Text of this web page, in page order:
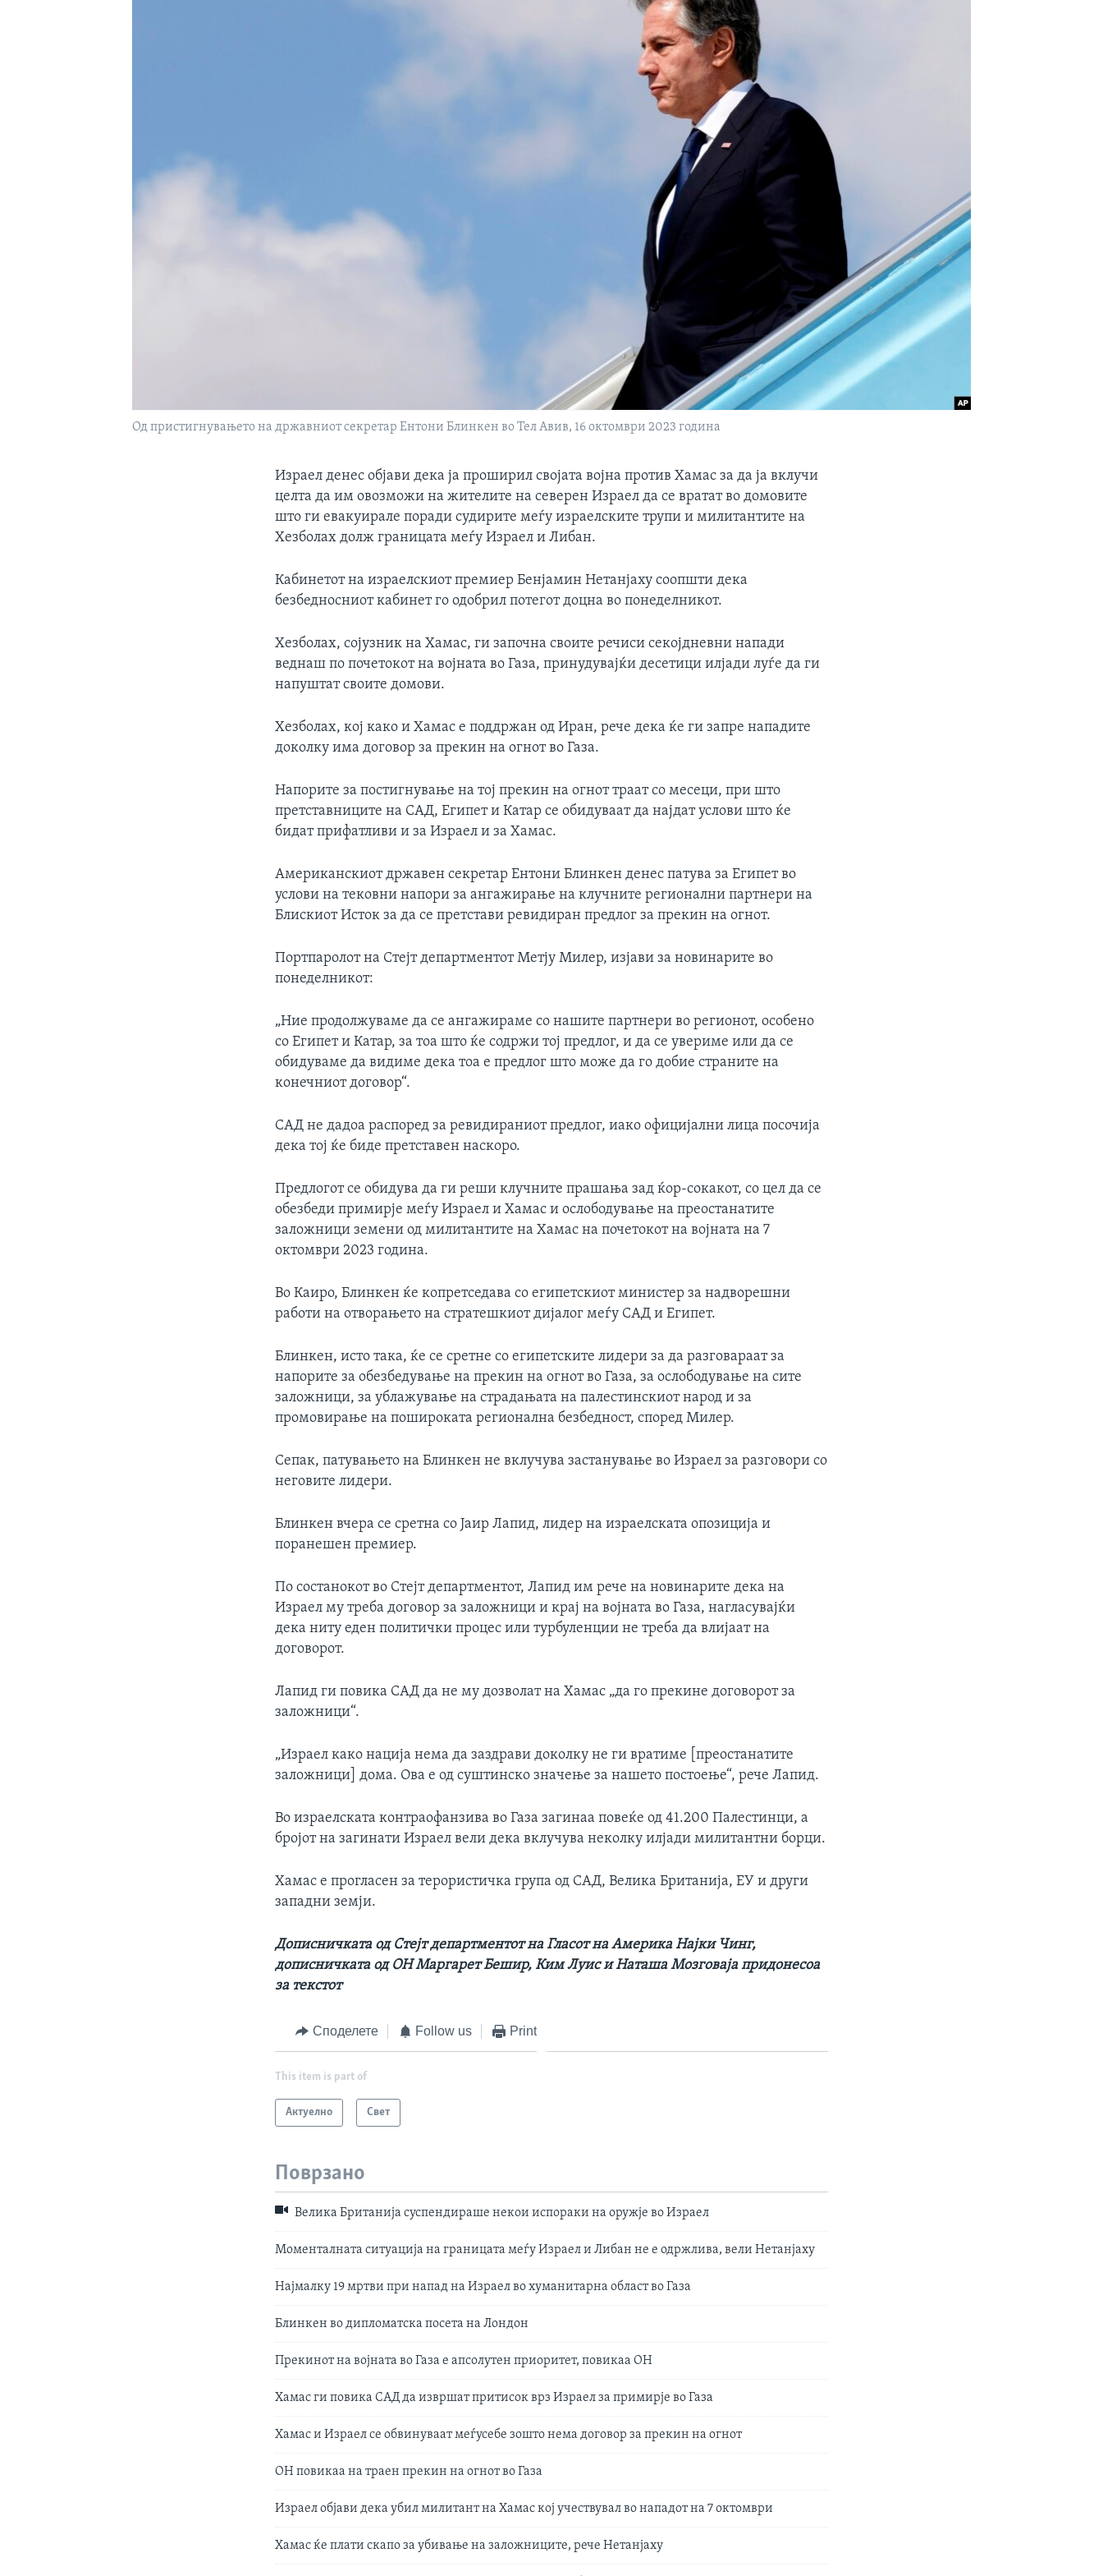
Од пристигнувањето на државниот секретар Ентони Блинкен во Тел Авив, 16 октомври 2023 година
Израел денес објави дека ја проширил својата војна против Хамас за да ја вклучи
целта да им овозможи на жителите на северен Израел да се вратат во домовите
што ги евакуирале поради судирите меѓу израелските трупи и милитантите на
Хезболах долж границата меѓу Израел и Либан.
Кабинетот на израелскиот премиер Бенјамин Нетанјаху соопшти дека
безбедносниот кабинет го одобрил потегот доцна во понеделникот.
Хезболах, сојузник на Хамас, ги започна своите речиси секојдневни напади
веднаш по почетокот на војната во Газа, принудувајќи десетици илјади луѓе да ги
напуштат своите домови.
Хезболах, кој како и Хамас е поддржан од Иран, рече дека ќе ги запре нападите
доколку има договор за прекин на огнот во Газа.
Напорите за постигнување на тој прекин на огнот траат со месеци, при што
претставниците на САД, Египет и Катар се обидуваат да најдат услови што ќе
бидат прифатливи и за Израел и за Хамас.
Американскиот државен секретар Ентони Блинкен денес патува за Египет во
услови на тековни напори за ангажирање на клучните регионални партнери на
Блискиот Исток за да се претстави ревидиран предлог за прекин на огнот.
Портпаролот на Стејт департментот Метју Милер, изјави за новинарите во
понеделникот:
„Ние продолжуваме да се ангажираме со нашите партнери во регионот, особено
со Египет и Катар, за тоа што ќе содржи тој предлог, и да се увериме или да се
обидуваме да видиме дека тоа е предлог што може да го добие страните на
конечниот договор“.
САД не дадоа распоред за ревидираниот предлог, иако официјални лица посочија
дека тој ќе биде претставен наскоро.
Предлогот се обидува да ги реши клучните прашања зад ќор-сокакот, со цел да се
обезбеди примирје меѓу Израел и Хамас и ослободување на преостанатите
заложници земени од милитантите на Хамас на почетокот на војната на 7
октомври 2023 година.
Во Каиро, Блинкен ќе копретседава со египетскиот министер за надворешни
работи на отворањето на стратешкиот дијалог меѓу САД и Египет.
Блинкен, исто така, ќе се сретне со египетските лидери за да разговараат за
напорите за обезбедување на прекин на огнот во Газа, за ослободување на сите
заложници, за ублажување на страдањата на палестинскиот народ и за
промовирање на пошироката регионална безбедност, според Милер.
Сепак, патувањето на Блинкен не вклучува застанување во Израел за разговори со
неговите лидери.
Блинкен вчера се сретна со Јаир Лапид, лидер на израелската опозиција и
поранешен премиер.
По состанокот во Стејт департментот, Лапид им рече на новинарите дека на
Израел му треба договор за заложници и крај на војната во Газа, нагласувајќи
дека ниту еден политички процес или турбуленции не треба да влијаат на
договорот.
Лапид ги повика САД да не му дозволат на Хамас „да го прекине договорот за
заложници“.
„Израел како нација нема да заздрави доколку не ги вратиме [преостанатите
заложници] дома. Ова е од суштинско значење за нашето постоење“, рече Лапид.
Во израелската контраофанзива во Газа загинаа повеќе од 41.200 Палестинци, а
бројот на загинати Израел вели дека вклучува неколку илјади милитантни борци.
Хамас е прогласен за терористичка група од САД, Велика Британија, ЕУ и други
западни земји.
Дописничката од Стејт департментот на Гласот на Америка Најки Чинг,
дописничката од ОН Маргарет Бешир, Ким Луис и Наташа Мозговаја придонесоа
за текстот
Споделете Follow us Print
This item is part of
Актуелно Свет
Поврзано
Велика Британија суспендираше некои испораки на оружје во Израел
Моменталната ситуација на границата меѓу Израел и Либан не е одржлива, вели Нетанјаху
Најмалку 19 мртви при напад на Израел во хуманитарна област во Газа
Блинкен во дипломатска посета на Лондон
Прекинот на војната во Газа е апсолутен приоритет, повикаа ОН
Хамас ги повика САД да извршат притисок врз Израел за примирје во Газа
Хамас и Израел се обвинуваат меѓусебе зошто нема договор за прекин на огнот
ОН повикаа на траен прекин на огнот во Газа
Израел објави дека убил милитант на Хамас кој учествувал во нападот на 7 октомври
Хамас ќе плати скапо за убивање на заложниците, рече Нетанјаху